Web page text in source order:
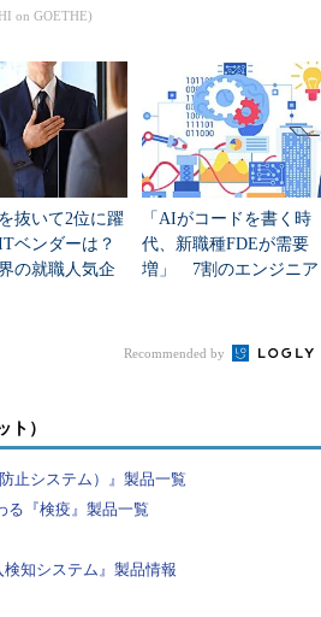
図1 最初から信頼できないサーバ
を、不正アクセスから守ることは
できない
維持し
的に信
トに入
ていた
パートの窓に侵入警報装置を付け
こられては、なんの意味もありま
する行
す。これで、IP Filterのルールで
ipf.log」にログが記録されます。
on GOETHE)
抜いて2位に躍
ベンダーは？
の就職人気企
「AIがコードを書く時
代、新職種FDEが需要
増」 7割のエンジニア
Recommended by
ト）
止システム）』製品一覧
る『検疫』製品一覧
知システム』製品情報